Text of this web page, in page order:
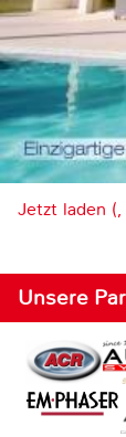
Jetzt laden
Unsere